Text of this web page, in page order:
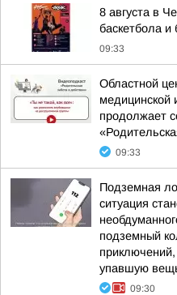
8 августа в
баскетбола и
09:33
Областной
медицинской
продолжает
09:33
Подземная
ситуация
подземный
упавшую
09:30